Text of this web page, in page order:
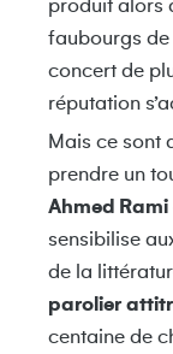
produit alors
faubourgs de
concert de
réputation
Mais ce sont
prendre un
Ahmed Rami
sensibilise
de la
parolier
centaine de